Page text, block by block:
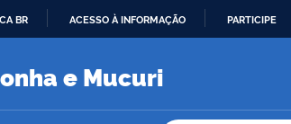
O
BR ACESSO À INFORMAÇÃO PARTICIPE
e Mucuri